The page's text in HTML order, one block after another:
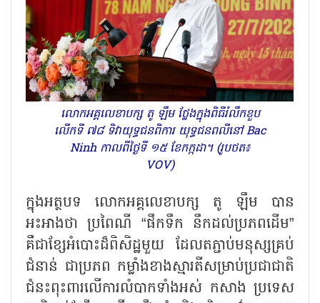
លោកអគ្គលេខាបក្ស តូ ឡឹម ថ្លែងក្នុងពិធីរំលឹកខួប
លើកទី ៧៨ ទិវាយុទ្ធជនពិការ យុទ្ធជនពលីនៅ Bac
Ninh កាលពីថ្ងៃទី ១៥ ខែកក្កដា។ (រូបថត៖
VOV)
ក្នុងអត្ថបទ លោកអគ្គលេខាបក្ស តូ ឡឹម បាន
អះអាងថា ប្រពៃណី “ផឹកទឹក នឹកដល់ប្រភពដើម”
គឺជាខ្សែអំបោះដ៏ពិសិដ្ឋមួយ ដែលតភ្ជាប់មនុស្សគ្រប់
ជំនាន់ ជាប្រភព កម្លាំងខាងស្មារតីសម្រាប់ប្រជាជាតិ
ជំនះពុះពារលើការលំបាកទាំងអស់ កសាង ប្រទេស